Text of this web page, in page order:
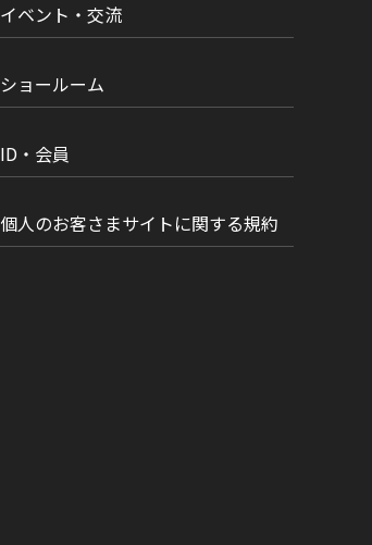
イベント・交流
ショールーム
ID・会員
個人のお客さまサイトに関する規約